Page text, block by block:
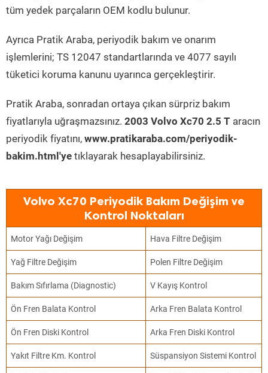
tüm yedek parçaların OEM kodlu bulunur.
Ayrıca Pratik Araba, periyodik bakım ve onarım
işlemlerini; TS 12047 standartlarında ve 4077 sayılı
tüketici koruma kanunu uyarınca gerçekleştirir.
Pratik Araba, sonradan ortaya çıkan sürpriz bakım
fiyatlarıyla uğraşmazsınız. 2003 Volvo Xc70 2.5 T aracın
periyodik fiyatını, www.pratikaraba.com/periyodik-
bakim.html'ye tıklayarak hesaplayabilirsiniz.
Volvo Xc70 Periyodik Bakım Değişim ve
Kontrol Noktaları
Motor Yağı Değişim Hava Filtre Değişim
Yağ Filtre Değişim Polen Filtre Değişim
Bakım Sıfırlama (Diagnostic) V Kayış Kontrol
Ön Fren Balata Kontrol Arka Fren Balata Kontrol
Ön Fren Diski Kontrol Arka Fren Diski Kontrol
Yakıt Filtre Km. Kontrol Süspansiyon Sistemi Kontrol